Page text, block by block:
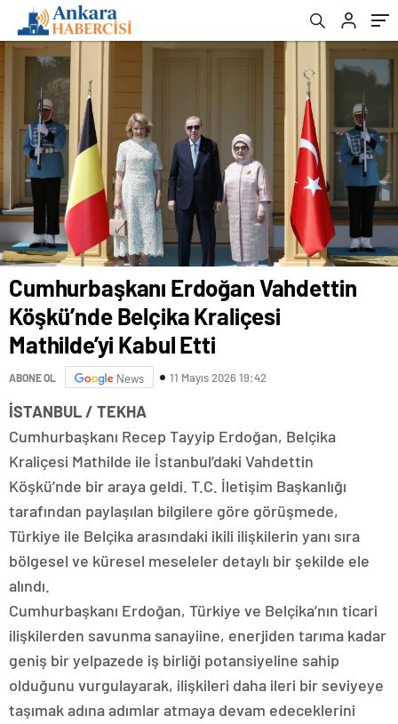
Kabul Etti
Cumhurbaşkanı Erdoğan Vahdettin
Köşkü’nde Belçika Kraliçesi
Mathilde’yi Kabul Etti
ABONE OL News 11 Mayıs 2026 19:42
İSTANBUL / TEKHA
Cumhurbaşkanı Recep Tayyip Erdoğan, Belçika
Kraliçesi Mathilde ile İstanbul’daki Vahdettin
Köşkü’nde bir araya geldi. T.C. İletişim Başkanlığı
tarafından paylaşılan bilgilere göre görüşmede,
Türkiye ile Belçika arasındaki ikili ilişkilerin yanı sıra
bölgesel ve küresel meseleler detaylı bir şekilde ele
alındı.
Cumhurbaşkanı Erdoğan, Türkiye ve Belçika’nın ticari
ilişkilerden savunma sanayiine, enerjiden tarıma kadar
geniş bir yelpazede iş birliği potansiyeline sahip
olduğunu vurgulayarak, ilişkileri daha ileri bir seviyeye
taşımak adına adımlar atmaya devam edeceklerini